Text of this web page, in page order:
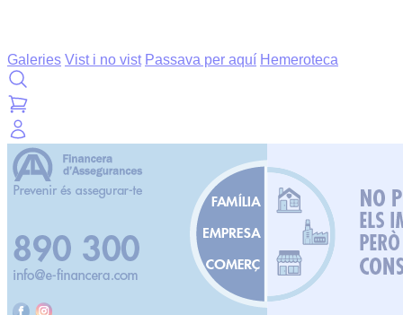
Galeries Vist i no vist Passava per aquí Hemeroteca